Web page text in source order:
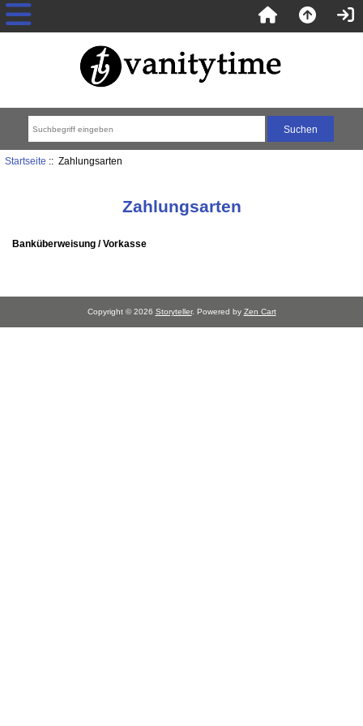
Startseite :: Zahlungsarten
Zahlungsarten
Banküberweisung / Vorkasse
Copyright © 2026 Storyteller. Powered by Zen Cart